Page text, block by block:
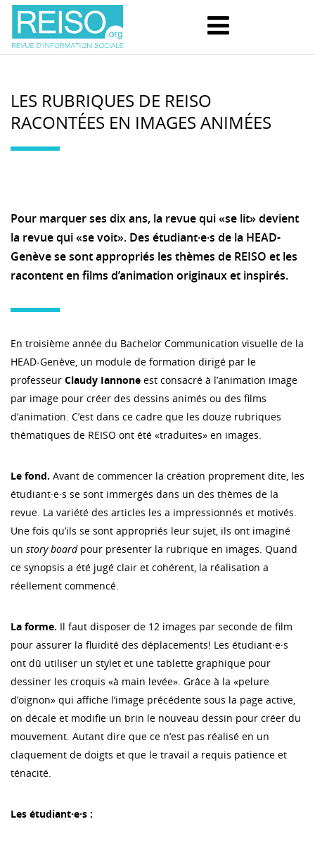
LES RUBRIQUES DE REISO
RACONTÉES EN IMAGES ANIMÉES
Pour marquer ses dix ans, la revue qui «se lit» devient
la revue qui «se voit». Des étudiant·e·s de la HEAD-
Genève se sont appropriés les thèmes de REISO et les
racontent en films d’animation originaux et inspirés.
En troisième année du Bachelor Communication visuelle de la
HEAD-Genève, un module de formation dirigé par le
professeur Claudy Iannone est consacré à l’animation image
par image pour créer des dessins animés ou des films
d’animation. C’est dans ce cadre que les douze rubriques
thématiques de REISO ont été «traduites» en images.
Le fond. Avant de commencer la création proprement dite, les
étudiant·e·s se sont immergés dans un des thèmes de la
revue. La variété des articles les a impressionnés et motivés.
Une fois qu’ils se sont appropriés leur sujet, ils ont imaginé
un story boardpour présenter la rubrique en images. Quand
ce synopsis a été jugé clair et cohérent, la réalisation a
réellement commencé.
La forme. Il faut disposer de 12 images par seconde de film
pour assurer la fluidité des déplacements! Les étudiant·e·s
ont dû utiliser un stylet et une tablette graphique pour
dessiner les croquis «à main levée». Grâce à la «pelure
d’oignon» qui affiche l’image précédente sous la page active,
on décale et modifie un brin le nouveau dessin pour créer du
mouvement. Autant dire que ce n’est pas réalisé en un
claquement de doigts et que le travail a requis patience et
ténacité.
Les étudiant·e·s :